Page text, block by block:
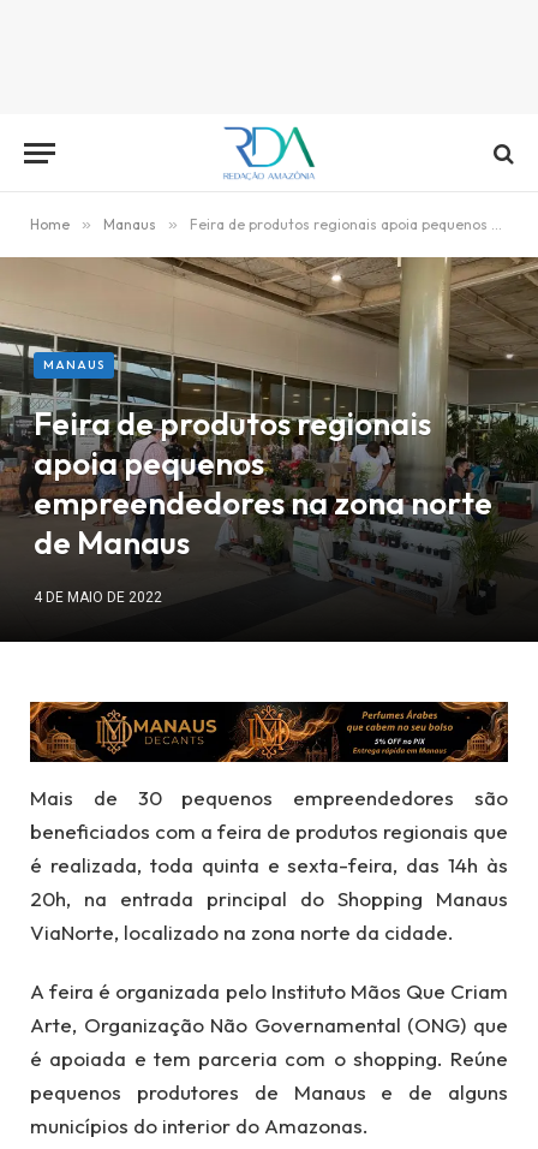
Home » Manaus » Feira de produtos regionais apoia pequenos empreendedores na zona norte de Manaus
MANAUS
Feira de produtos regionais
apoia pequenos
empreendedores na zona norte
de Manaus
4 DE MAIO DE 2022
Mais de 30 pequenos empreendedores são
beneficiados com a feira de produtos regionais que
é realizada, toda quinta e sexta-feira, das 14h às
20h, na entrada principal do Shopping Manaus
ViaNorte, localizado na zona norte da cidade.
A feira é organizada pelo Instituto Mãos Que Criam
Arte, Organização Não Governamental (ONG) que
é apoiada e tem parceria com o shopping. Reúne
pequenos produtores de Manaus e de alguns
municípios do interior do Amazonas.